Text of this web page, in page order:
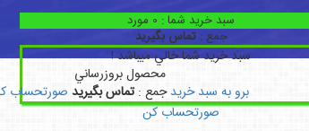
سبد خريد شما : 0 مورد
جمع :تماس بگیرید
سبد خريد شما خالي ميباشد !
محصولبروزرساني
برو به سبد خريد جمع :تماس بگیرید صورتحساب
صورتحساب کن